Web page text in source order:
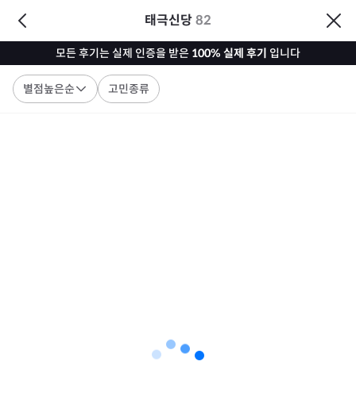
태극신당82
모든 후기는 실제 인증을 받은 100% 실제 후기 입니다
별점높은순 고민종류